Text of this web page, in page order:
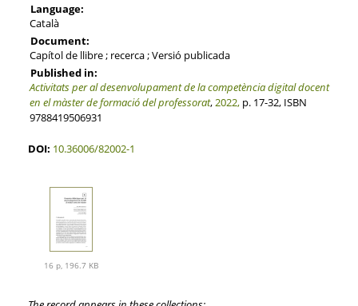
Language:
Català
Document:
Capítol de llibre ; recerca ; Versió publicada
Published in:
Activitats per al desenvolupament de la competència digital docent
en el màster de formació del professorat,2022,p. 17-32, ISBN
9788419506931
DOI: 10.36006/82002-1
16 p, 196.7 KB